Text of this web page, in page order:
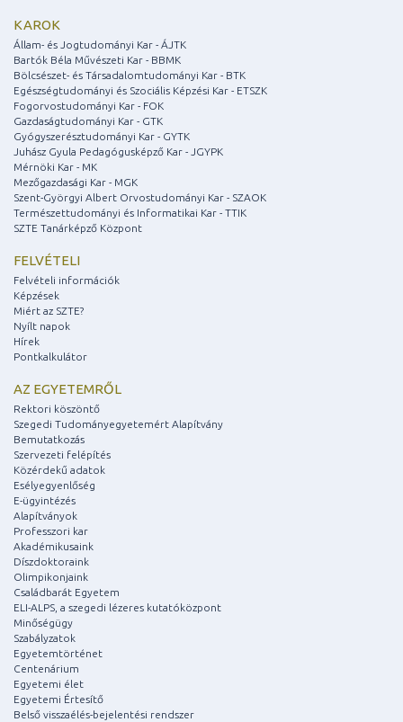
KAROK
Állam- és Jogtudományi Kar - ÁJTK
Bartók Béla Művészeti Kar - BBMK
Bölcsészet- és Társadalomtudományi Kar - BTK
Egészségtudományi és Szociális Képzési Kar - ETSZK
Fogorvostudományi Kar - FOK
Gazdaságtudományi Kar - GTK
Gyógyszerésztudományi Kar - GYTK
Juhász Gyula Pedagógusképző Kar - JGYPK
Mérnöki Kar - MK
Mezőgazdasági Kar - MGK
Szent-Györgyi Albert Orvostudományi Kar - SZAOK
Természettudományi és Informatikai Kar - TTIK
SZTE Tanárképző Központ
FELVÉTELI
Felvételi információk
Képzések
Miért az SZTE?
Nyílt napok
Hírek
Pontkalkulátor
AZ EGYETEMRŐL
Rektori köszöntő
Szegedi Tudományegyetemért Alapítvány
Bemutatkozás
Szervezeti felépítés
Közérdekű adatok
Esélyegyenlőség
E-ügyintézés
Alapítványok
Professzori kar
Akadémikusaink
Díszdoktoraink
Olimpikonjaink
Családbarát Egyetem
ELI-ALPS, a szegedi lézeres kutatóközpont
Minőségügy
Szabályzatok
Egyetemtörténet
Centenárium
Egyetemi élet
Egyetemi Értesítő
Belső visszaélés-bejelentési rendszer